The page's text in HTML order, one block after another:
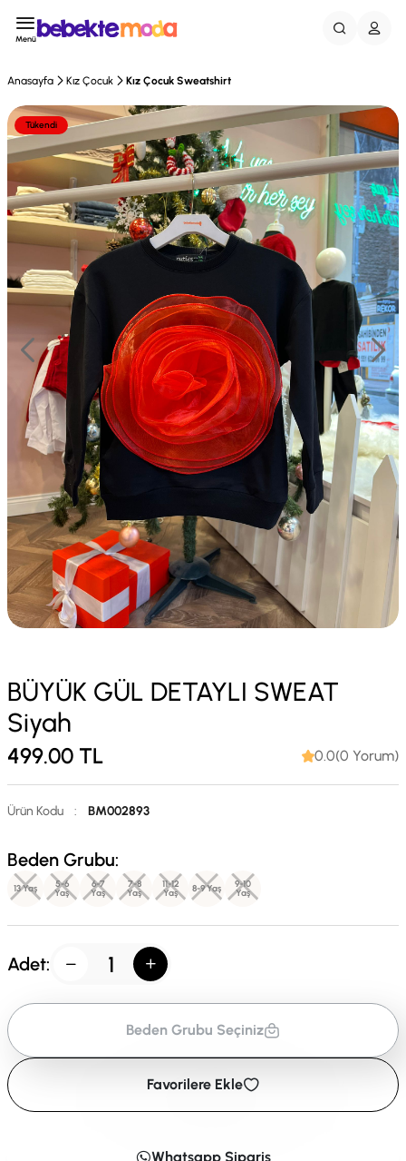
Menü
Anasayfa Kız Çocuk Kız Çocuk Sweatshirt
Tükendi
BÜYÜK GÜL DETAYLI SWEAT
Siyah
499.00 TL 0.0(0 Yorum)
Ürün Kodu : BM002893
Beden Grubu:
13 Yaş 5-6
Yaş
6-7
Yaş
7-8
Yaş
11-12
Yaş 8-9 Yaş 9-10
Yaş
Adet:
Beden Grubu Seçiniz
Favorilere Ekle
Whatsapp Sipariş